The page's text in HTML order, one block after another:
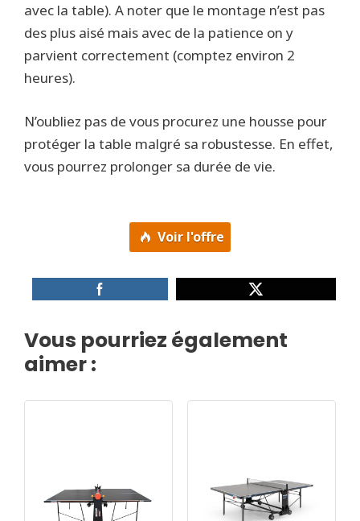
avec la table). A noter que le montage n’est pas
des plus aisé mais avec de la patience on y
parvient correctement (comptez environ 2
heures).
N’oubliez pas de vous procurez une housse pour
protéger la table malgré sa robustesse. En effet,
vous pourrez prolonger sa durée de vie.
Voir l'offre
Vous pourriez également
aimer :